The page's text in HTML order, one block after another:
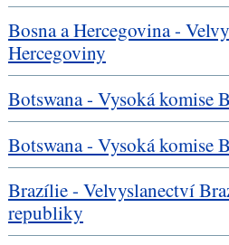
Bosna a Hercegovina -
Hercegoviny
Botswana - Vysoká komise
Botswana - Vysoká komise
Brazílie - Velvyslanectví
republiky